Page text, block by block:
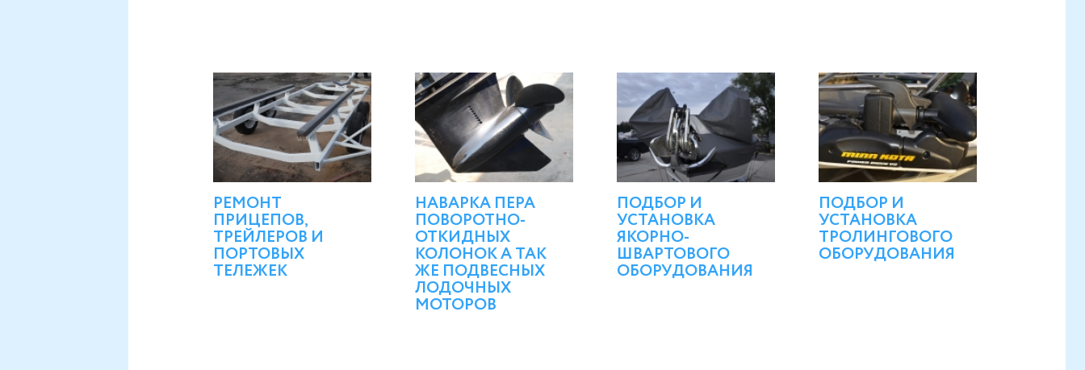
РЕМОНТ
ПРИЦЕПОВ,
ТРЕЙЛЕРОВ И
ПОРТОВЫХ
ТЕЛЕЖЕК
НАВАРКА ПЕРА
ПОВОРОТНО-
ОТКИДНЫХ
КОЛОНОК А ТАК
ЖЕ ПОДВЕСНЫХ
ЛОДОЧНЫХ
МОТОРОВ
ПОДБОР И
УСТАНОВКА
ЯКОРНО-
ШВАРТОВОГО
ОБОРУДОВАНИЯ
ПОДБОР И
УСТАНОВКА
ТРОЛИНГОВОГО
ОБОРУДОВАНИЯ